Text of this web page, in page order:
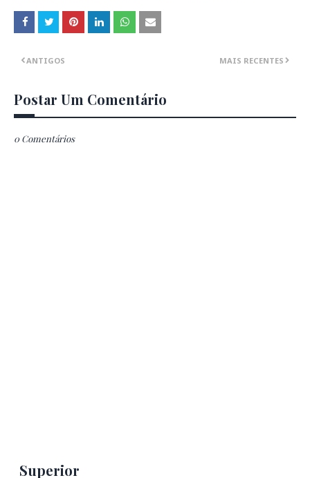
MAIS RECENTES
ANTIGOS
Postar Um Comentário
0 Comentários
Superior